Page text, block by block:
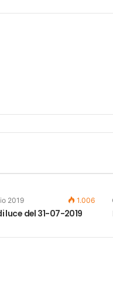
2019 1.006
luce del 31-07-2019